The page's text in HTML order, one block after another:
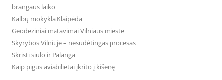
brangaus laiko
Kalbų mokykla Klaipėda
Geodeziniai matavimai Vilniaus mieste
Skyrybos Vilniuje – nesudėtingas procesas
Skristi siūlo ir Palanga
Kaip pigūs aviabilietai įkrito į kišenę